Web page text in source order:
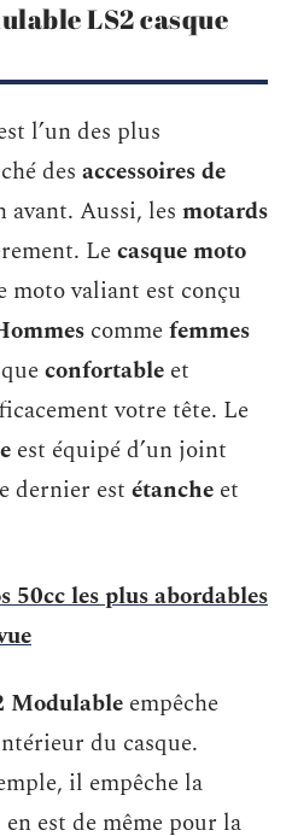
LS2 casque
l’un des plus
des accessoires de
avant. Aussi, les motards
Lecasque moto
moto valiant est conçu
commefemmes
confortable et
votre tête. Le
est équipé d’un joint
dernier est étanche et
50cc les plus abordables
Modulable empêche
du casque.
il empêche la
est de même pour la